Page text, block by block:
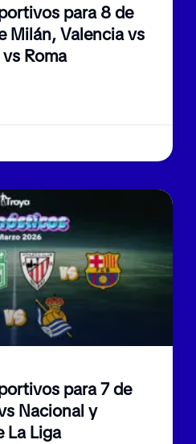
para 8 de
Milán, Valencia vs
Roma
para 7 de
Nacional y
La Liga